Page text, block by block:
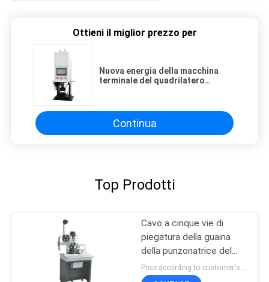
Ottieni il miglior prezzo per
Nuova energia della macchina
terminale del quadrilatero
Continua
Top Prodotti
Cavo a cinque vie di
piegatura della guaina
della punzonatrice del
terminale della macchina
del terminale automatico
Price according to customer's requirement MOQ:3platform